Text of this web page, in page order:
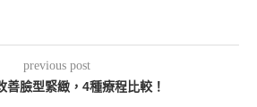
previous post
善臉型緊緻，4種療程比較！